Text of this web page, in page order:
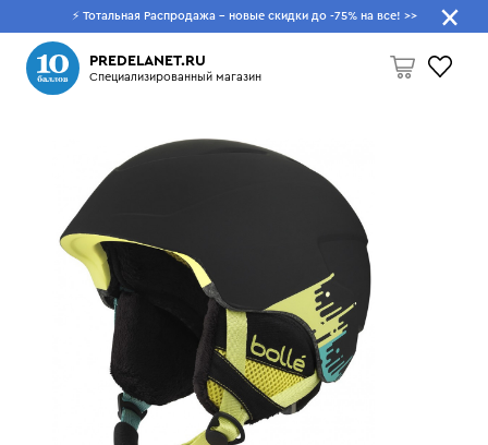
⚡ Тотальная Распродажа - новые скидки до -75% на все! >>
PREDELANET.RU
Специализированный магазин
Что будем искать?